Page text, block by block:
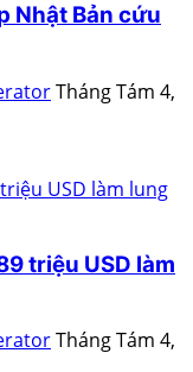
Nhật Bản cứu
Tháng Tám 4,
triệu USD làm
Tháng Tám 4,